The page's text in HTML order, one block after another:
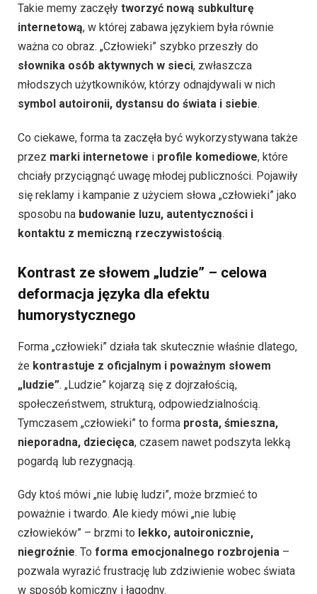
Takie memy zaczęły tworzyć nową subkulturę
internetową, w której zabawa językiem była równie
ważna co obraz. „Człowieki” szybko przeszły do
słownika osób aktywnych w sieci, zwłaszcza
młodszych użytkowników, którzy odnajdywali w nich
symbol autoironii, dystansu do świata i siebie.
Co ciekawe, forma ta zaczęła być wykorzystywana także
przez marki internetowe i profile komediowe, które
chciały przyciągnąć uwagę młodej publiczności. Pojawiły
się reklamy i kampanie z użyciem słowa „człowieki” jako
sposobu na budowanie luzu, autentyczności i
kontaktu z memiczną rzeczywistością.
Kontrast ze słowem „ludzie” – celowa
deformacja języka dla efektu
humorystycznego
Forma „człowieki” działa tak skutecznie właśnie dlatego,
że kontrastuje z oficjalnym i poważnym słowem
„ludzie”. „Ludzie” kojarzą się z dojrzałością,
społeczeństwem, strukturą, odpowiedzialnością.
Tymczasem „człowieki” to forma prosta, śmieszna,
nieporadna, dziecięca, czasem nawet podszyta lekką
pogardą lub rezygnacją.
Gdy ktoś mówi „nie lubię ludzi”, może brzmieć to
poważnie i twardo. Ale kiedy mówi „nie lubię
człowieków” – brzmi to lekko, autoironicznie,
niegroźnie. To forma emocjonalnego rozbrojenia –
pozwala wyrazić frustrację lub zdziwienie wobec świata
w sposób komiczny i łagodny.